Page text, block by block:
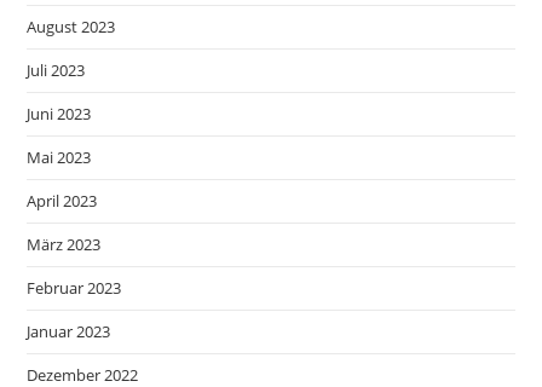
August 2023
Juli 2023
Juni 2023
Mai 2023
April 2023
März 2023
Februar 2023
Januar 2023
Dezember 2022